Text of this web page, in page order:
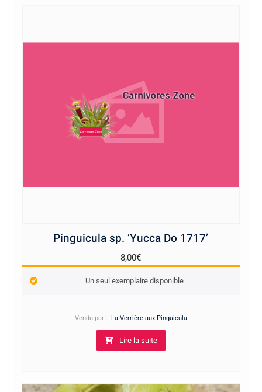
Pinguicula sp. ‘Yucca Do 1717’
8,00€
Un seul exemplaire disponible
Vendu par : La Verrière aux Pinguicula
Lire la suite